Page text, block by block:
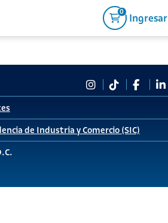
0
Ingresar
de Industria y Comercio (SIC)